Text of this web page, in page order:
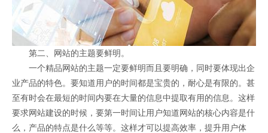
第二、网站的主题要鲜明。
一个精品网站的主题一定要鲜明而且要明确，同时要体现出企
业产品的特色。要知道用户的时间都是宝贵的，耐心是有限的。甚
至有时会在最短的时间内要在大量的信息中提取有用的信息。这样
要求网站建设的时候，要第一时间让用户知道网站的核心内容是什
么，产品的特点是什么等等。这样才可以提高效率，提升用户体